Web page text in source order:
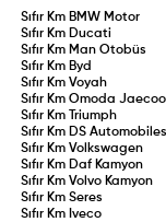
Sıfır Km BMW Motor
Sıfır Km Ducati
Sıfır Km Man Otobüs
Sıfır Km Byd
Sıfır KmVoyah
Sıfır KmOmoda Jaecoo
Sıfır Km
Triumph
Sıfır Km DS Automobiles
Sıfır KmVolkswagen
Sıfır Km Daf Kamyon
Sıfır KmVolvo Kamyon
Sıfır KmSeres
Sıfır Km Iveco